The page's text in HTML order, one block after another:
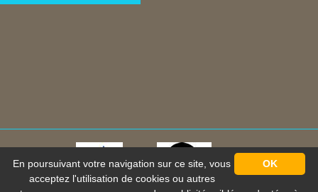
Mentions légales Plan du site Protection des données
OK
En poursuivant votre navigation sur ce site, vous
acceptez l'utilisation de cookies ou autres